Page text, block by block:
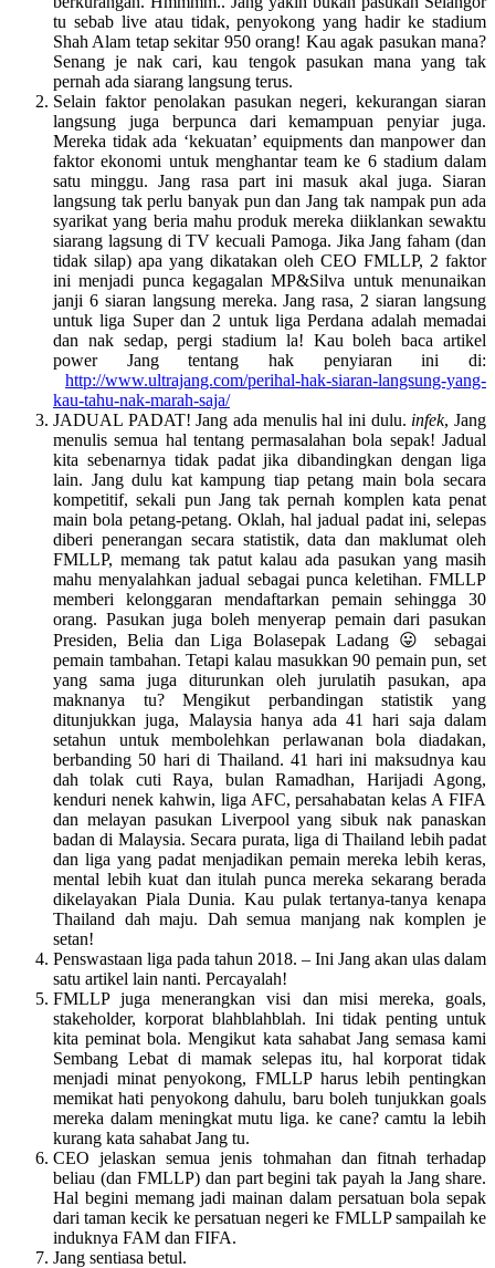
tu sebab live atau tidak, penyokong yang hadir ke stadium
Shah Alam tetap sekitar 950 orang! Kau agak pasukan mana?
Senang je nak cari, kau tengok pasukan mana yang tak
pernah ada siarang langsung terus.
Selain faktor penolakan pasukan negeri, kekurangan siaran
langsung juga berpunca dari kemampuan penyiar juga.
Mereka tidak ada ‘kekuatan’ equipments dan manpower dan
faktor ekonomi untuk menghantar team ke 6 stadium dalam
satu minggu. Jang rasa part ini masuk akal juga. Siaran
langsung tak perlu banyak pun dan Jang tak nampak pun ada
syarikat yang beria mahu produk mereka diiklankan sewaktu
siarang lagsung di TV kecuali Pamoga. Jika Jang faham (dan
tidak silap) apa yang dikatakan oleh CEO FMLLP, 2 faktor
ini menjadi punca kegagalan MP&Silva untuk menunaikan
janji 6 siaran langsung mereka. Jang rasa, 2 siaran langsung
untuk liga Super dan 2 untuk liga Perdana adalah memadai
dan nak sedap, pergi stadium la! Kau boleh baca artikel
power Jang tentang hak penyiaran ini di:
http://www.ultrajang.com/perihal-hak-siaran-langsung-yang-
kau-tahu-nak-marah-saja/
JADUAL PADAT! Jang ada menulis hal ini dulu. infek, Jang
menulis semua hal tentang permasalahan bola sepak! Jadual
kita sebenarnya tidak padat jika dibandingkan dengan liga
lain. Jang dulu kat kampung tiap petang main bola secara
kompetitif, sekali pun Jang tak pernah komplen kata penat
main bola petang-petang. Oklah, hal jadual padat ini, selepas
diberi penerangan secara statistik, data dan maklumat oleh
FMLLP, memang tak patut kalau ada pasukan yang masih
mahu menyalahkan jadual sebagai punca keletihan. FMLLP
memberi kelonggaran mendaftarkan pemain sehingga 30
orang. Pasukan juga boleh menyerap pemain dari pasukan
Presiden, Belia dan Liga Bolasepak Ladang 😛 sebagai
pemain tambahan. Tetapi kalau masukkan 90 pemain pun, set
yang sama juga diturunkan oleh jurulatih pasukan, apa
maknanya tu? Mengikut perbandingan statistik yang
ditunjukkan juga, Malaysia hanya ada 41 hari saja dalam
setahun untuk membolehkan perlawanan bola diadakan,
berbanding 50 hari di Thailand. 41 hari ini maksudnya kau
dah tolak cuti Raya, bulan Ramadhan, Harijadi Agong,
kenduri nenek kahwin, liga AFC, persahabatan kelas A FIFA
dan melayan pasukan Liverpool yang sibuk nak panaskan
badan di Malaysia. Secara purata, liga di Thailand lebih padat
dan liga yang padat menjadikan pemain mereka lebih keras,
mental lebih kuat dan itulah punca mereka sekarang berada
dikelayakan Piala Dunia. Kau pulak tertanya-tanya kenapa
Thailand dah maju. Dah semua manjang nak komplen je
setan!
Penswastaan liga pada tahun 2018. – Ini Jang akan ulas dalam
satu artikel lain nanti. Percayalah!
FMLLP juga menerangkan visi dan misi mereka, goals,
stakeholder, korporat blahblahblah. Ini tidak penting untuk
kita peminat bola. Mengikut kata sahabat Jang semasa kami
Sembang Lebat di mamak selepas itu, hal korporat tidak
menjadi minat penyokong, FMLLP harus lebih pentingkan
memikat hati penyokong dahulu, baru boleh tunjukkan goals
mereka dalam meningkat mutu liga. ke cane? camtu la lebih
kurang kata sahabat Jang tu.
CEO jelaskan semua jenis tohmahan dan fitnah terhadap
beliau (dan FMLLP) dan part begini tak payah la Jang share.
Hal begini memang jadi mainan dalam persatuan bola sepak
dari taman kecik ke persatuan negeri ke FMLLP sampailah ke
induknya FAM dan FIFA.
Jang sentiasa betul.